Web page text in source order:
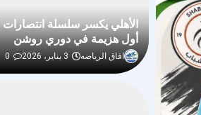
الأهلي يكسر سلسلة
أول هزيمة في دوري روشن
افاق الرياضه 3 يناير، 2026 0